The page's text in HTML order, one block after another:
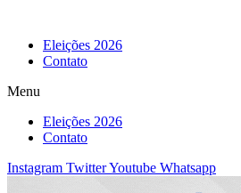
Eleições 2026
Contato
Menu
Eleições 2026
Contato
Instagram TwitterYoutube Whatsapp